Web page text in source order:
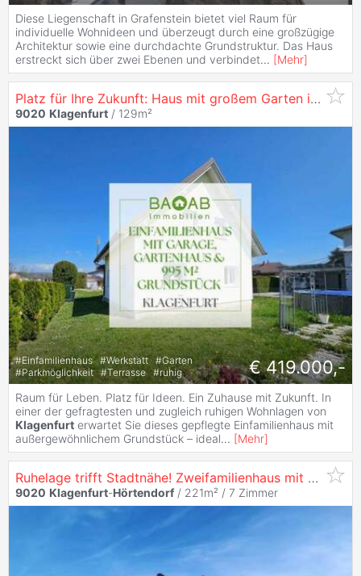
Diese Liegenschaft in Grafenstein bietet viel Raum für
individuelle Wohnideen und überzeugt durch eine großzügige
Architektur sowie eine durchdachte Grundstruktur. Das Haus
erstreckt sich über zwei Ebenen und verbindet... [Mehr]
Platz für Ihre Zukunft: Haus mit großem Garten in
9020 Klagenfurt / 129m²
#Einfamilienhaus #Werkstatt #Garten
#Parkmöglichkeit #Terrasse #ruhig € 419.000,-
Raum für Leben. Platz für Ideen. Ein Zuhause mit Zukunft. In
einer der gefragtesten und zugleich ruhigen Wohnlagen von
Klagenfurt erwartet Sie dieses gepflegte Einfamilienhaus mit
außergewöhnlichem Grundstück – ideal... [Mehr]
Ruhelage trifft Stadtnähe! Zweifamilienhaus mit Doppelgarage, Pool und Gartenhaus
9020 Klagenfurt-Hörtendorf / 221m² / 7 Zimmer